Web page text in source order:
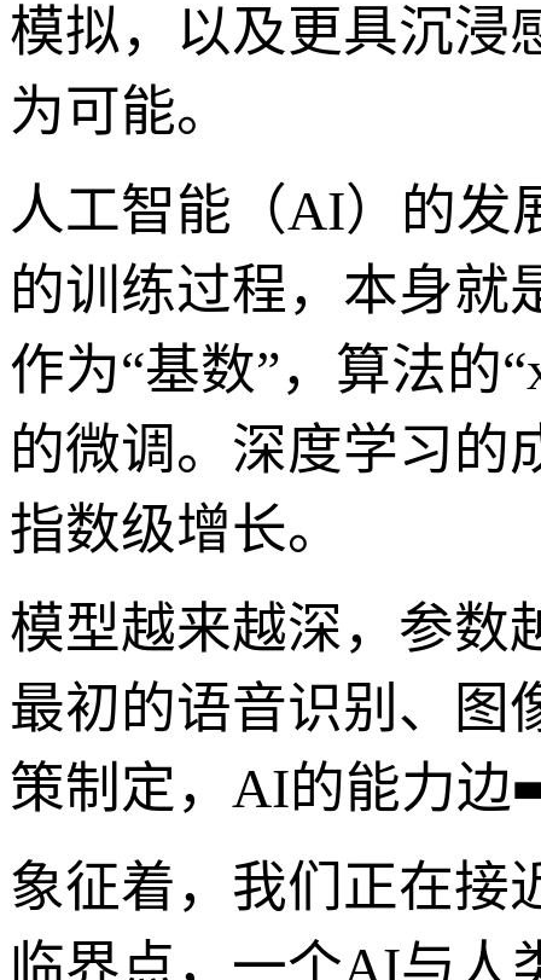
模拟，以及更具沉浸
为可能。
人工智能（AI）的发
的训练过程，本身就
作为“基数”，算法的
的微调。深度学习的
指数级增长。
模型越来越深，参数
最初的语音识别、图
策制定，AI的能力边
象征着，我们正在接